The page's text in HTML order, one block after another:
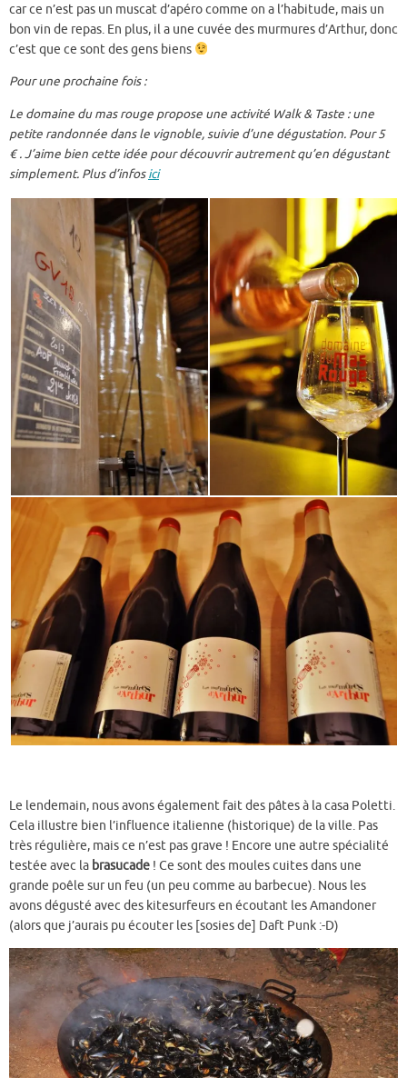
car ce n’est pas un muscat d’apéro comme on a l’habitude, mais un
bon vin de repas. En plus, il a une cuvée des murmures d’Arthur, donc
c’est que ce sont des gens biens
Pour une prochaine fois :
Le domaine du mas rouge propose une activité Walk & Taste : une
petite randonnée dans le vignoble, suivie d’une dégustation. Pour 5
€ . J’aime bien cette idée pour découvrir autrement qu’en dégustant
simplement. Plus d’infosici
Le lendemain, nous avons également fait des pâtes à la casa Poletti.
Cela illustre bien l’influence italienne (historique) de la ville. Pas
très régulière, mais ce n’est pas grave ! Encore une autre spécialité
testée avec la brasucade ! Ce sont des moules cuites dans une
grande poêle sur un feu (un peu comme au barbecue). Nous les
avons dégusté avec des kitesurfeurs en écoutant les Amandoner
(alors que j’aurais pu écouter les [sosies de] Daft Punk :-D)